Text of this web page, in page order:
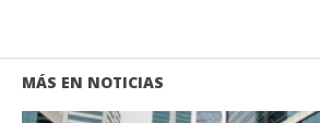
MÁS EN NOTICIAS